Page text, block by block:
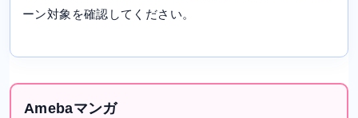
ーン対象を確認してください。
Amebaマンガ